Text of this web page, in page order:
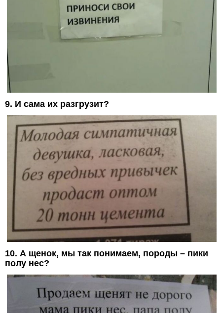
9. И сама их разгрузит?
10. А щенок, мы так понимаем, породы – пики
полу нес?